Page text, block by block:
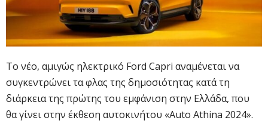
Το νέο, αμιγώς ηλεκτρικό Ford Capri αναμένεται να
συγκεντρώνει τα φλας της δημοσιότητας κατά τη
διάρκεια της πρώτης του εμφάνιση στην Ελλάδα, που
θα γίνει στην έκθεση αυτοκινήτου «Auto Athina 2024».